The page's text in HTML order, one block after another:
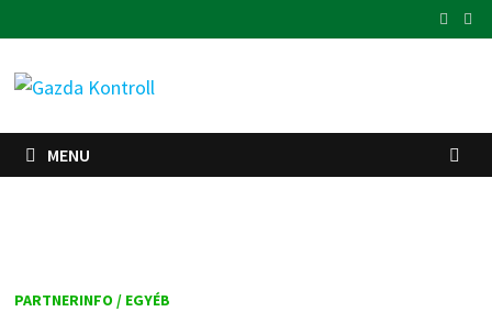
to
content
MENU
PARTNERINFO / EGYÉB